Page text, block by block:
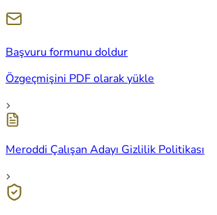
Başvuru formunu doldur
Özgeçmişini PDF olarak yükle
Meroddi Çalışan Adayı Gizlilik Politikası